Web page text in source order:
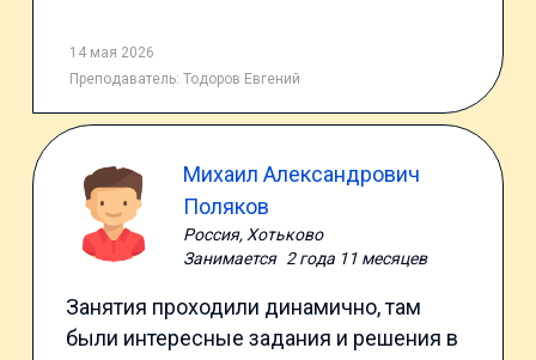
14 мая 2026
Преподаватель: Тодоров Евгений
Михаил Александрович
Поляков
Россия, Хотьково
Занимается 2 года 11 месяцев
Занятия проходили динамично, там
были интересные задания и решения в